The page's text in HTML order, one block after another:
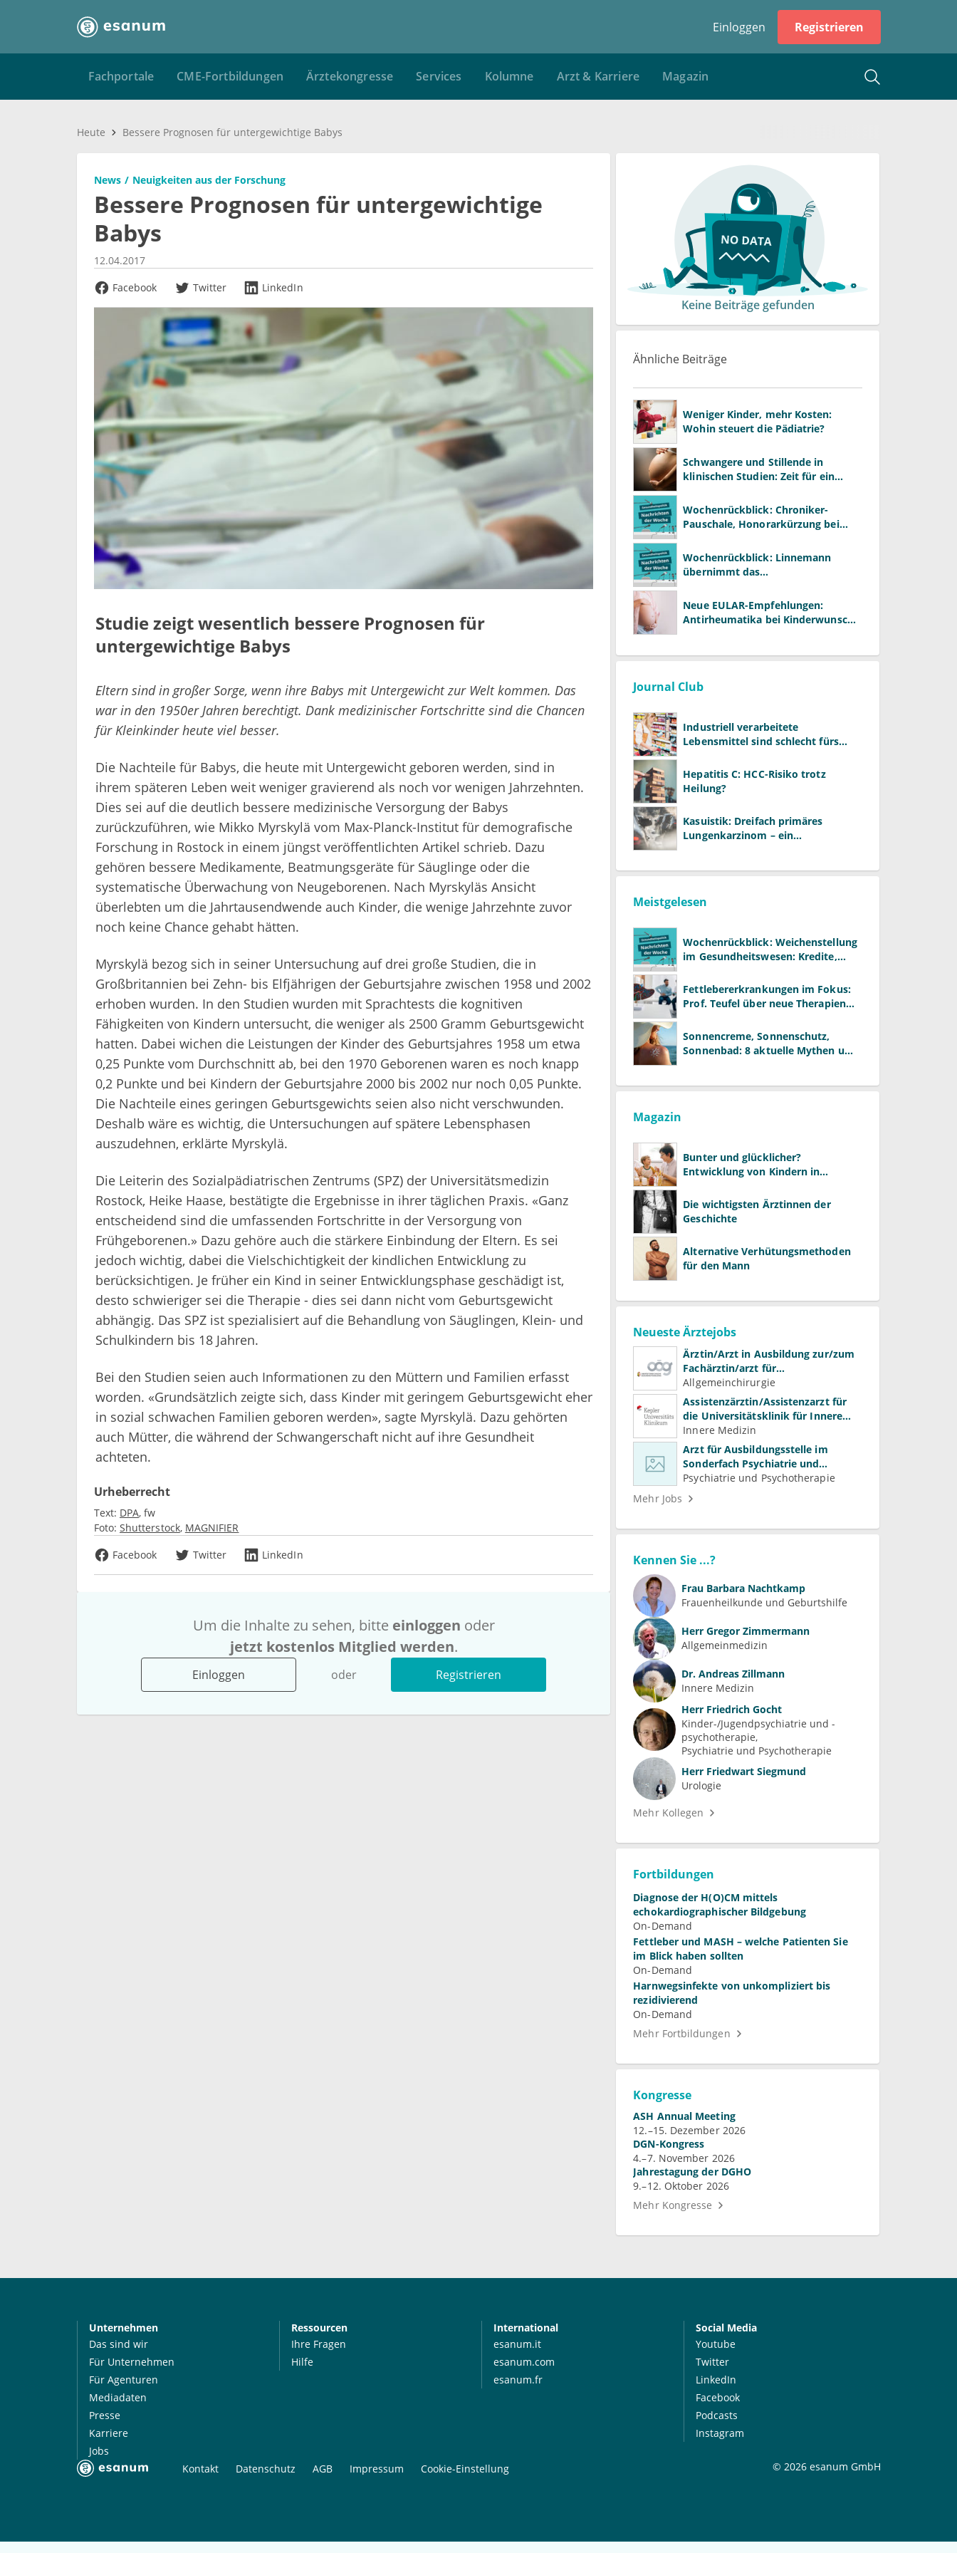
Einloggen Registrieren
Fachportale CME-Fortbildungen Ärztekongresse Services Kolumne Arzt & Karriere Magazin
Heute Bessere Prognosen für untergewichtige Babys
News Neuigkeiten aus der Forschung
Bessere Prognosen für untergewichtige
Babys
12.04.2017
Facebook
Twitter LinkedIn
Studie zeigt wesentlich bessere Prognosen für
untergewichtige Babys
Eltern sind in großer Sorge, wenn ihre Babys mit Untergewicht zur Welt kommen. Das
war in den 1950er Jahren berechtigt. Dank medizinischer Fortschritte sind die Chancen
für Kleinkinder heute viel besser.
Die Nachteile für Babys, die heute mit Untergewicht geboren werden, sind in
ihrem späteren Leben weit weniger gravierend als noch vor wenigen Jahrzehnten.
Dies sei auf die deutlich bessere medizinische Versorgung der Babys
zurückzuführen, wie Mikko Myrskylä vom Max-Planck-Institut für demografische
Forschung in Rostock in einem jüngst veröffentlichten Artikel schrieb. Dazu
gehören bessere Medikamente, Beatmungsgeräte für Säuglinge oder die
systematische Überwachung von Neugeborenen. Nach Myrskyläs Ansicht
überlebten um die Jahrtausendwende auch Kinder, die wenige Jahrzehnte zuvor
noch keine Chance gehabt hätten.
Myrskylä bezog sich in seiner Untersuchung auf drei große Studien, die in
Großbritannien bei Zehn- bis Elfjährigen der Geburtsjahre zwischen 1958 und 2002
erhoben wurden. In den Studien wurden mit Sprachtests die kognitiven
Fähigkeiten von Kindern untersucht, die weniger als 2500 Gramm Geburtsgewicht
hatten. Dabei wichen die Leistungen der Kinder des Geburtsjahres 1958 um etwa
0,25 Punkte vom Durchschnitt ab, bei den 1970 Geborenen waren es noch knapp
0,2 Punkte und bei Kindern der Geburtsjahre 2000 bis 2002 nur noch 0,05 Punkte.
Die Nachteile eines geringen Geburtsgewichts seien also nicht verschwunden.
Deshalb wäre es wichtig, die Untersuchungen auf spätere Lebensphasen
auszudehnen, erklärte Myrskylä.
Die Leiterin des Sozialpädiatrischen Zentrums (SPZ) der Universitätsmedizin
Rostock, Heike Haase, bestätigte die Ergebnisse in ihrer täglichen Praxis. «Ganz
entscheidend sind die umfassenden Fortschritte in der Versorgung von
Frühgeborenen.» Dazu gehöre auch die stärkere Einbindung der Eltern. Es sei
jedoch wichtig, dabei die Vielschichtigkeit der kindlichen Entwicklung zu
berücksichtigen. Je früher ein Kind in seiner Entwicklungsphase geschädigt ist,
desto schwieriger sei die Therapie - dies sei dann nicht vom Geburtsgewicht
abhängig. Das SPZ ist spezialisiert auf die Behandlung von Säuglingen, Klein- und
Schulkindern bis 18 Jahren.
Bei den Studien seien auch Informationen zu den Müttern und Familien erfasst
worden. «Grundsätzlich zeigte sich, dass Kinder mit geringem Geburtsgewicht eher
in sozial schwachen Familien geboren werden», sagte Myrskylä. Dazu gehörten
auch Mütter, die während der Schwangerschaft nicht auf ihre Gesundheit
achteten.
Urheberrecht
Text: DPA fw
Foto: Shutterstock MAGNIFIER
Facebook
Twitter LinkedIn
Um die Inhalte zu sehen, bitte einloggen oder
jetzt kostenlos Mitglied werden.
Einloggen oder Registrieren
Keine Beiträge gefunden
Ähnliche Beiträge
Weniger Kinder, mehr Kosten:
Wohin steuert die Pädiatrie?
Schwangere und Stillende in
klinischen Studien: Zeit für ein
Wochenrückblick: Chroniker-
Pauschale, Honorarkürzung bei
Wochenrückblick: Linnemann
übernimmt das
Warken
Neue EULAR-Empfehlungen:
Antirheumatika bei Kinderwunsch
Journal Club
Industriell verarbeitete
Lebensmittel sind schlecht fürs
Hepatitis C: HCC-Risiko trotz
Heilung?
Kasuistik: Dreifach primäres
Lungenkarzinom – ein
Meistgelesen
Wochenrückblick: Weichenstellung
im Gesundheitswesen: Kredite,
Fettlebererkrankungen im Fokus:
Prof. Teufel über neue Therapien
Sonnencreme, Sonnenschutz,
Sonnenbad: 8 aktuelle Mythen und
Magazin
Bunter und glücklicher?
Entwicklung von Kindern in
Die wichtigsten Ärztinnen der
Geschichte
Alternative Verhütungsmethoden
für den Mann
Neueste Ärztejobs
Ärztin/Arzt in Ausbildung zur/zum
Fachärztin/arzt für
Allgemeinchirurgie und
Gefäßchirurgie
Allgemeinchirurgie
Assistenzärztin/Assistenzarzt für
die Universitätsklinik für Innere
Medizin
Innere Medizin
Arzt für Ausbildungsstelle im
Sonderfach Psychiatrie und
Psychotherapeutische Medizin
(m/w/d)
Psychiatrie und Psychotherapie
Mehr Jobs
Kennen Sie ...?
Frau Barbara Nachtkamp
Frauenheilkunde und Geburtshilfe
Herr Gregor Zimmermann
Allgemeinmedizin
Dr. Andreas Zillmann
Innere Medizin
Herr Friedrich Gocht
Kinder-/Jugendpsychiatrie und -
psychotherapie
Psychiatrie und Psychotherapie
Herr Friedwart Siegmund
Urologie
Mehr Kollegen
Fortbildungen
Diagnose der H(O)CM mittels
echokardiographischer Bildgebung
On-Demand
Fettleber und MASH – welche Patienten Sie
im Blick haben sollten
On-Demand
Harnwegsinfekte von unkompliziert bis
rezidivierend
On-Demand
Mehr Fortbildungen
Kongresse
ASH Annual Meeting
12.–15. Dezember 2026
DGN-Kongress
4.–7. November 2026
Jahrestagung der DGHO
9.–12. Oktober 2026
Mehr Kongresse
Unternehmen
Das sind wir
Für Unternehmen
Für Agenturen
Mediadaten
Presse
Karriere
Jobs
Ressourcen
Ihre Fragen
Hilfe
International
esanum.it
esanum.com
esanum.fr
Social Media
Youtube
Twitter
LinkedIn
Facebook
Podcasts
Instagram
Kontakt Datenschutz AGB Impressum Cookie-Einstellung © 2026 esanum GmbH